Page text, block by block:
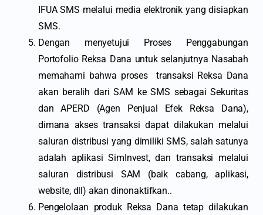
IFUA SMS melalui media elektronik yang disiapkan
SMS.
Dengan menyetujui Proses Penggabungan
Portofolio Reksa Dana untuk selanjutnya Nasabah
memahami bahwa proses transaksi Reksa Dana
akan beralih dari SAM ke SMS sebagai Sekuritas
dan APERD (Agen Penjual Efek Reksa Dana),
dimana akses transaksi dapat dilakukan melalui
saluran distribusi yang dimiliki SMS, salah satunya
adalah aplikasi SimInvest, dan transaksi melalui
saluran distribusi SAM (baik cabang, aplikasi,
website, dll) akan dinonaktifkan..
Pengelolaan produk Reksa Dana tetap dilakukan